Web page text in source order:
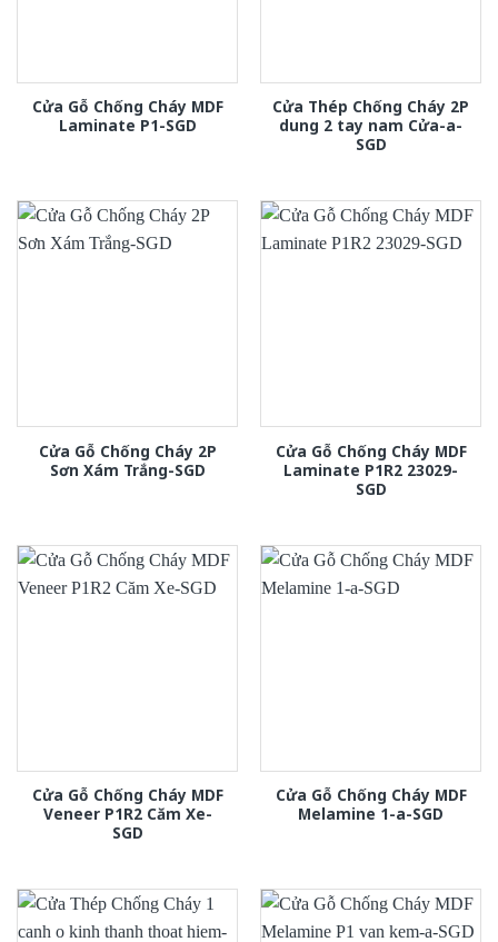
Cửa Gỗ Chống Cháy MDF
Laminate P1-SGD
Cửa Thép Chống Cháy 2P
dung 2 tay nam Cửa-a-
SGD
Cửa Gỗ Chống Cháy 2P
Sơn Xám Trắng-SGD
Cửa Gỗ Chống Cháy MDF
Laminate P1R2 23029-
SGD
Cửa Gỗ Chống Cháy MDF
Veneer P1R2 Căm Xe-
SGD
Cửa Gỗ Chống Cháy MDF
Melamine 1-a-SGD